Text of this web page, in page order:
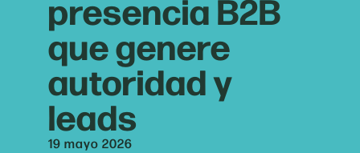
presencia B2B
que genere
autoridad y
leads
19 mayo 2026